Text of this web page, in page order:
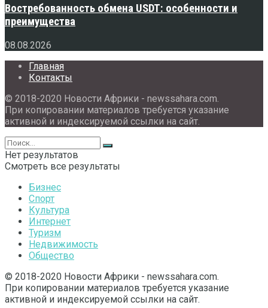
Востребованность обмена USDT: особенности и
преимущества
08.08.2026
Главная
Контакты
© 2018-2020 Новости Африки - newssahara.com.
При копировании материалов требуется указание
активной и индексируемой ссылки на сайт.
Нет результатов
Смотреть все результаты
Бизнес
Спорт
Культура
Интернет
Туризм
Недвижимость
Общество
© 2018-2020 Новости Африки - newssahara.com.
При копировании материалов требуется указание
активной и индексируемой ссылки на сайт.